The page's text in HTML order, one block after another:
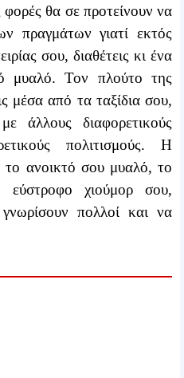
θα σε προτείνουν να
πραγμάτων γιατί εκτός
σου, διαθέτεις κι ένα
μυαλό. Τον πλούτο της
μέσα από τα ταξίδια σου,
άλλους διαφορετικούς
πολιτισμούς. Η
το ανοικτό σου μυαλό, το
χιούμορ σου,
πολλοί και να